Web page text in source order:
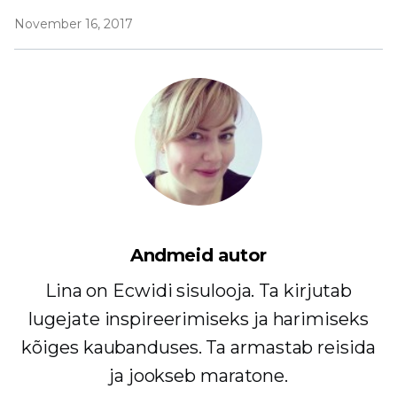
November 16, 2017
Andmeid autor
Lina on Ecwidi sisulooja. Ta kirjutab
lugejate inspireerimiseks ja harimiseks
kõiges kaubanduses. Ta armastab reisida
ja jookseb maratone.